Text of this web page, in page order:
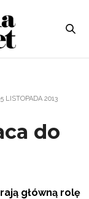
LISTOPADA 2013
do
główną rolę